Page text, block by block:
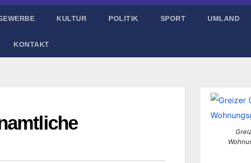
KULTUR POLITIK SPORT UMLAND
KONTAKT